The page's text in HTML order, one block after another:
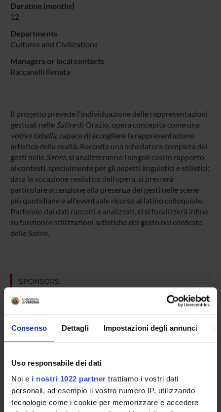
Consenso Dettagli Impostazioni degli annunci
Uso responsabile dei dati
Noi e i nostri 1022 partner trattiamo i vostri dati
personali, ad esempio il vostro numero IP, utilizzando
tecnologie come i cookie per memorizzare e accedere
Duration (months)
12
Departments
Cultures and Civilizations
Managers or local contacts
Raccanelli Renata
Il progetto prevede l'individuazione delle rappresentazioni
gestuali nelle Satiredi Orazio, opera concepita come una
votiva tabella, capace di accogliere la rappresentazione
artistica della realtà. Raccolta una schedatura completa dei
gesti nelle Satire, si analizzeranno i singoli casi in rapporto
ai contesti, specialmente per gli aspetti linguistici e stilistici;
data la vocazione realistica dell’opera, si presterà
particolare attenzione alla presenza dei gesti nelle scene
più quotidiane e all'eventuale ricorso al latino colloquiale.
Partendo dai dati raccolti e analizzati, ci si focalizzerà infine
su funzioni e stilizzazioni artistiche del gesto nel contesto
delle Satire.
SPONSORS:
Funds:assigned and managed by the department
PROJECT PARTICIPANTS
Renata Raccanelli
Associate Professor